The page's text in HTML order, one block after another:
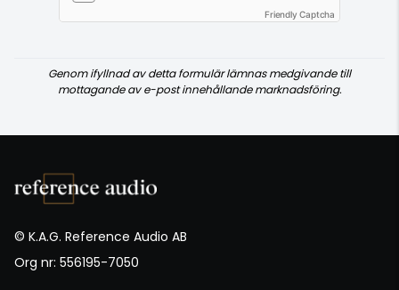
Friendly Captcha
Genom ifyllnad av detta formulär lämnas medgivande till
mottagande av e-post innehållande marknadsföring.
© K.A.G. Reference Audio AB
Org nr: 556195-7050